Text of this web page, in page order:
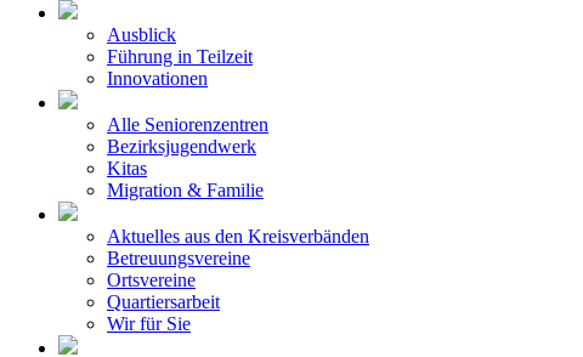
Ausblick
Führung in Teilzeit
Innovationen
Alle Seniorenzentren
Bezirksjugendwerk
Kitas
Migration & Familie
Aktuelles aus den Kreisverbänden
Betreuungsvereine
Ortsvereine
Quartiersarbeit
Wir für Sie